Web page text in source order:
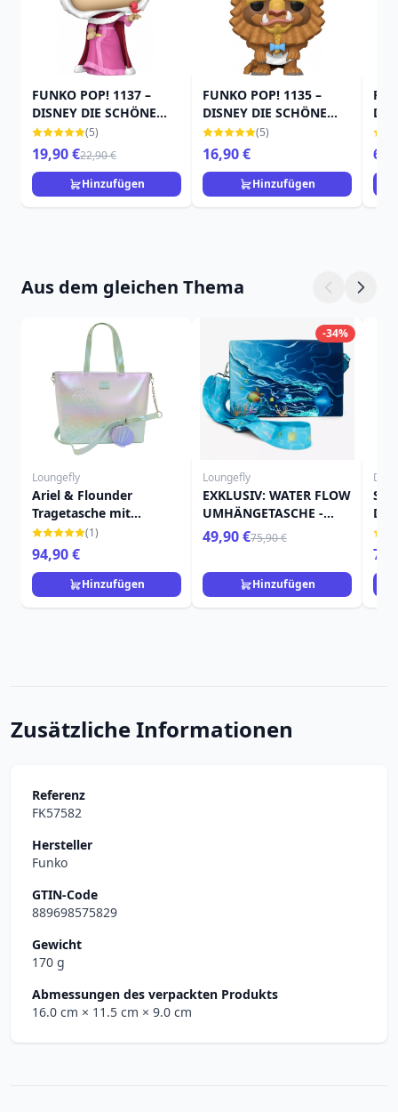
FUNKO POP! 1137 –
DISNEY DIE SCHÖNE
UND DAS BIEST – BELLE
(5)
19,90 €22,90 €
Hinzufügen
FUNKO POP! 1135 –
DISNEY DIE SCHÖNE
UND DAS BIEST – BIEST
MIT LOCKIGEM HAAR
(5)
16,90 €
Hinzufügen
Aus dem gleichen Thema
Loungefly
Ariel & Flounder
Tragetasche mit
Münzfach – Disney
Loungefly Die Kleine
Meerjungfrau
(1)
94,90 €
Hinzufügen
-34%
Loungefly
EXKLUSIV: WATER FLOW
UMHÄNGETASCHE -
DISNEY LOUNGEFLY
VAIANA
49,90 €75,90 €
Hinzufügen
Die
Zusätzliche Informationen
Referenz
FK57582
Hersteller
Funko
GTIN-Code
889698575829
Gewicht
170 g
Abmessungen des verpackten Produkts
16.0 cm × 11.5 cm × 9.0 cm